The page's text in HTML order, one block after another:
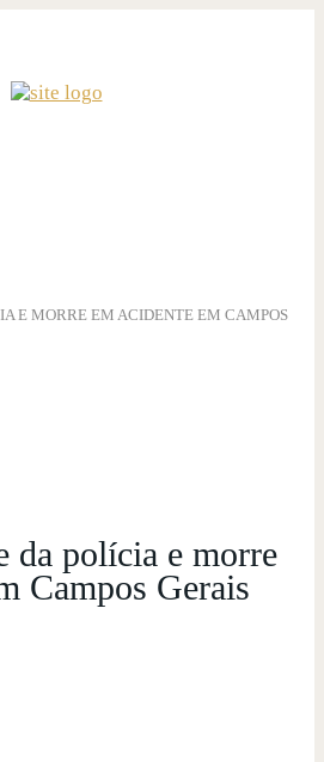
E MORRE EM ACIDENTE EM CAMPOS
da polícia e morre
Campos Gerais